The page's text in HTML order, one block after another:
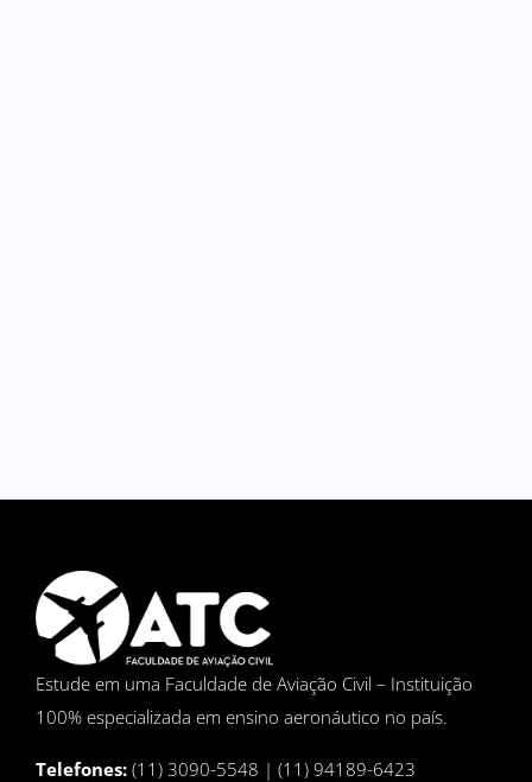
Estude em uma Faculdade de Aviação Civil – Instituição
100% especializada em ensino aeronáutico no país.
Telefones: (11) 3090-5548 | (11) 94189-6423